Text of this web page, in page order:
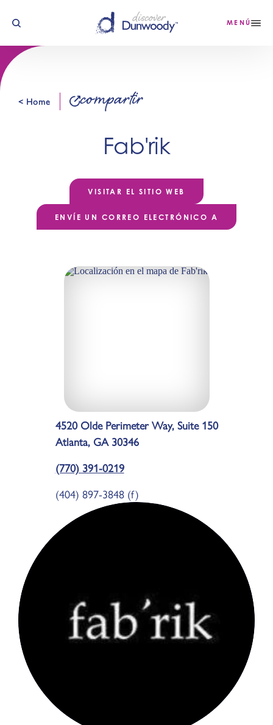
Ir al contenido MENÚ
< Home compartir
Fab'rik
VISITAR EL SITIO WEB
ENVÍE UN CORREO ELECTRÓNICO A
4520 Olde Perimeter Way, Suite 150
Atlanta, GA 30346
(770) 391-0219
(404) 897-3848 (f)